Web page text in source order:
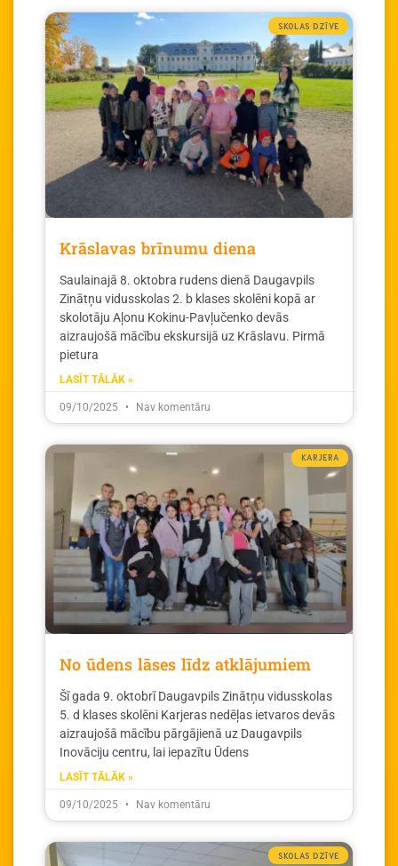
SKOLAS DZĪVE
Krāslavas brīnumu diena
Saulainajā 8. oktobra rudens dienā Daugavpils
Zinātņu vidusskolas 2. b klases skolēni kopā ar
skolotāju Aļonu Kokinu-Pavļučenko devās
aizraujošā mācību ekskursijā uz Krāslavu. Pirmā
pietura
LASĪT TĀLĀK »
09/10/2025 Nav komentāru
KARJERA
No ūdens lāses līdz atklājumiem
Šī gada 9. oktobrī Daugavpils Zinātņu vidusskolas
5. d klases skolēni Karjeras nedēļas ietvaros devās
aizraujošā mācību pārgājienā uz Daugavpils
Inovāciju centru, lai iepazītu Ūdens
LASĪT TĀLĀK »
09/10/2025 Nav komentāru
SKOLAS DZĪVE